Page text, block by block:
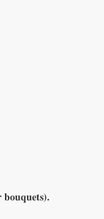
bouquets).